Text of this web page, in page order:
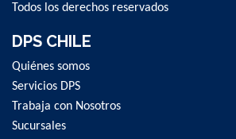
Todos los derechos reservados
DPS CHILE
Quiénes somos
Servicios DPS
Trabaja con Nosotros
Sucursales